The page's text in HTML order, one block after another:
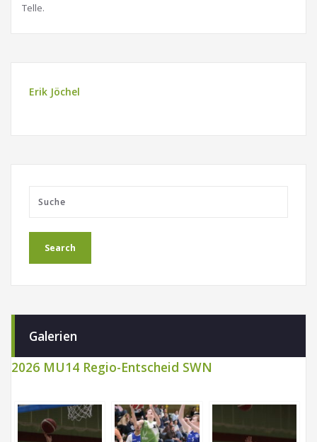
Telle.
Erik Jöchel
Galerien
2026 MU14 Regio-Entscheid SWN